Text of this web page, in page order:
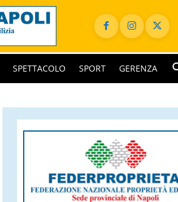
SPETTACOLO SPORT GERENZA